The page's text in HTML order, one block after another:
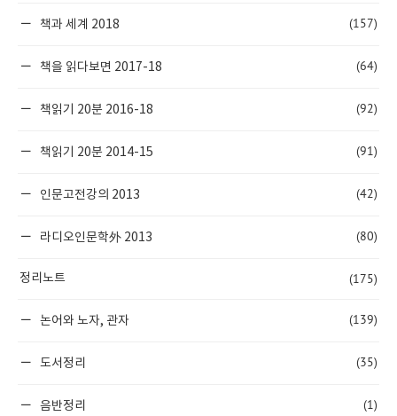
책과 세계 2018 (157)
책을 읽다보면 2017-18 (64)
책읽기 20분 2016-18 (92)
책읽기 20분 2014-15 (91)
인문고전강의 2013 (42)
라디오인문학外 2013 (80)
정리노트 (175)
논어와 노자, 관자 (139)
도서정리 (35)
음반정리 (1)